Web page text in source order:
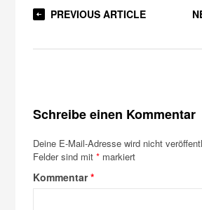
PREVIOUS ARTICLE
Schreibe einen Kommentar
Deine E-Mail-Adresse wird nicht
Felder sind mit* markiert
Kommentar*